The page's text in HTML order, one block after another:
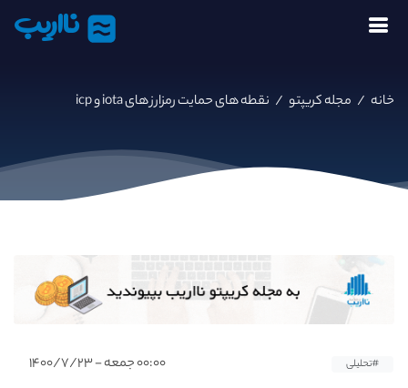
نااریب
خانه / مجله کریپتو / نقطه های حمایت رمزارز های iota و icp
#تحلیلی ۰۰:۰۰ جمعه - ۱۴۰۰/۷/۲۳